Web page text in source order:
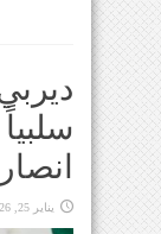
يناير 25, 2026